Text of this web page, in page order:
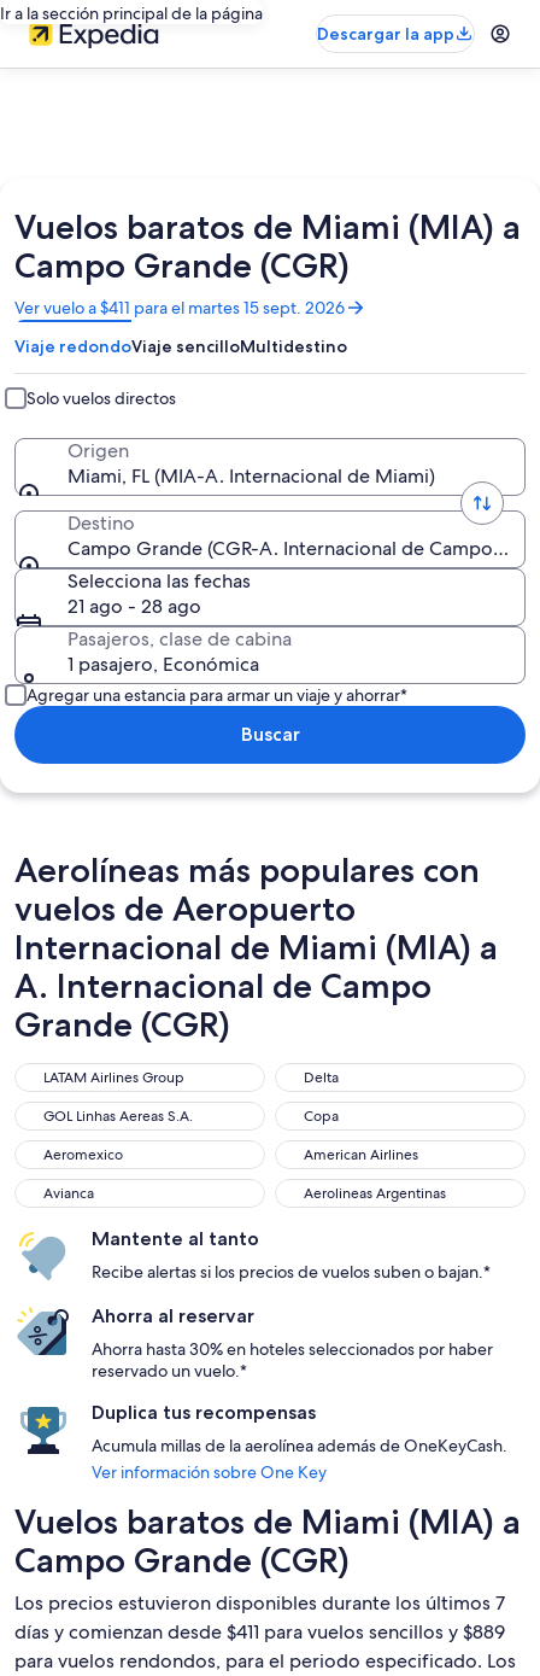
Ir a la sección principal de la página
Descargar la app
Vuelos baratos de Miami (MIA) a
Campo Grande (CGR)
Ver vuelo a $411 para el martes 15 sept. 2026
Se
abrirá
en
una
nueva
ventana
Viaje redondoViaje sencilloMultidestino
Solo vuelos directos
Origen
Miami, FL (MIA-A. Internacional de Miami)
Destino
Campo Grande (CGR-A. Internacional de Campo
Selecciona las fechas
21 ago - 28 ago
Pasajeros, clase de cabina
1 pasajero, Económica
Agregar una estancia para armar un viaje y ahorrar*
Buscar
Aerolíneas más populares con
vuelos de Aeropuerto
Internacional de Miami (MIA) a
A. Internacional de Campo
Grande (CGR)
LATAM Airlines Group
LATAM Airlines Group Delta
Delta
GOL Linhas Aereas S.A.
GOL Linhas Aereas S.A. Copa
Copa
Aeromexico
Aeromexico American Airlines
American Airlines
Avianca
Avianca Aerolineas Argentinas
Aerolineas Argentinas
Mantente al tanto
Recibe alertas si los precios de vuelos suben o bajan.*
Ahorra al reservar
Ahorra hasta 30% en hoteles seleccionados por haber
reservado un vuelo.*
Duplica tus recompensas
Acumula millas de la aerolínea además de OneKeyCash.
Ver información sobre One Key
Vuelos baratos de Miami (MIA) a
Campo Grande (CGR)
Los precios estuvieron disponibles durante los últimos 7
días y comienzan desde $411 para vuelos sencillos y $889
para vuelos rendondos, para el periodo especificado. Los